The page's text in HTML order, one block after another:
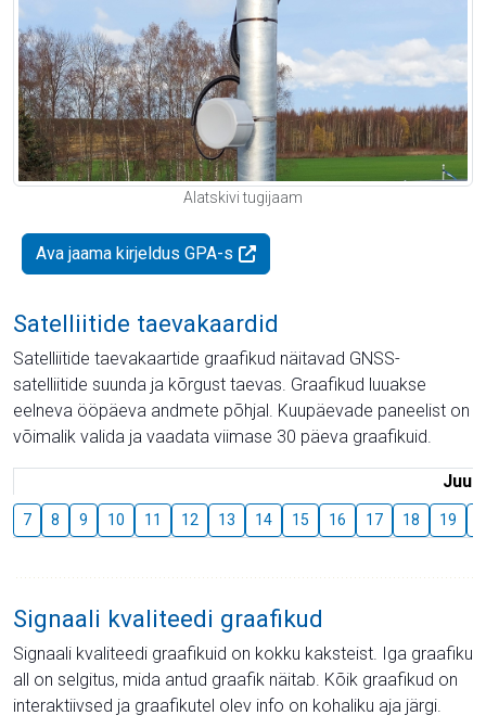
Alatskivi tugijaam
Ava jaama kirjeldus GPA-s
Satelliitide taevakaardid
Satelliitide taevakaartide graafikud näitavad GNSS-
satelliitide suunda ja kõrgust taevas. Graafikud luuakse
eelneva ööpäeva andmete põhjal. Kuupäevade paneelist on
võimalik valida ja vaadata viimase 30 päeva graafikuid.
Juuli
7 8 9 10 11 12 13 14 15 16 17 18 19
Signaali kvaliteedi graafikud
Signaali kvaliteedi graafikuid on kokku kaksteist. Iga graafiku
all on selgitus, mida antud graafik näitab. Kõik graafikud on
interaktiivsed ja graafikutel olev info on kohaliku aja järgi.